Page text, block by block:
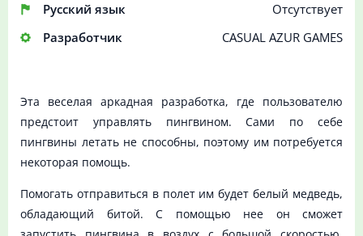
Русский язык
Отсутствует
Разработчик
CASUAL AZUR GAMES
Эта веселая аркадная разработка, где пользователю
предстоит управлять пингвином. Сами по себе
пингвины летать не способны, поэтому им потребуется
некоторая помощь.
Помогать отправиться в полет им будет белый медведь,
обладающий битой. С помощью нее он сможет